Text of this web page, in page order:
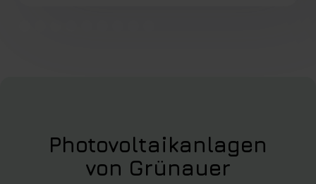
Photovoltaikanlagen
von Grünauer